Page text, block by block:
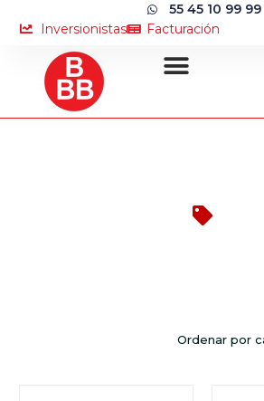
55 45 10 99 99
Inversionistas
Facturación